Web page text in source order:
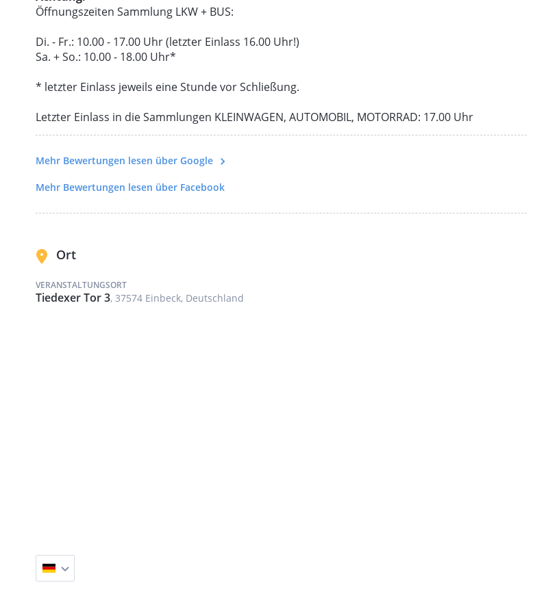
Öffnungszeiten Sammlung LKW + BUS:
Di. - Fr.: 10.00 - 17.00 Uhr (letzter Einlass 16.00 Uhr!)
Sa. + So.: 10.00 - 18.00 Uhr*
* letzter Einlass jeweils eine Stunde vor Schließung.
Letzter Einlass in die Sammlungen KLEINWAGEN, AUTOMOBIL, MOTORRAD: 17.00 Uhr
Mehr Bewertungen lesen über Google
Mehr Bewertungen lesen über Facebook
Ort
VERANSTALTUNGSORT
Tiedexer Tor 3, 37574 Einbeck, Deutschland